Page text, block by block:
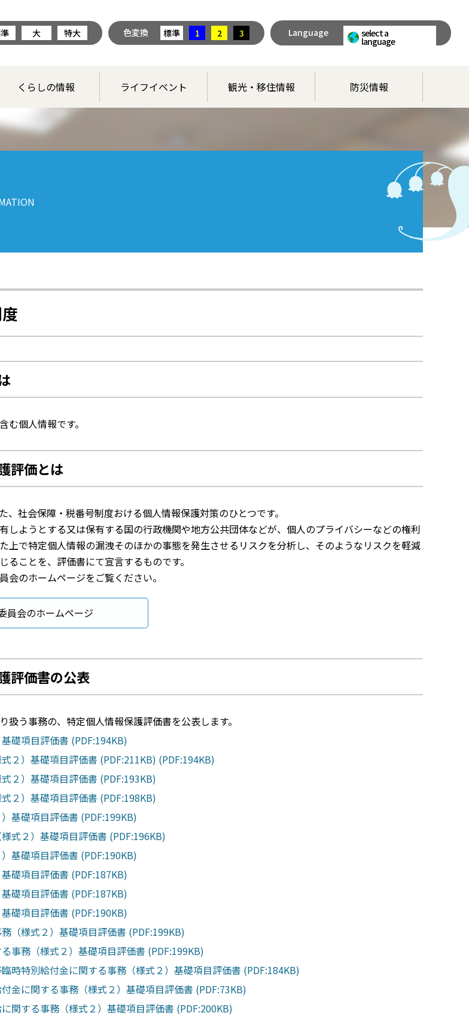
大 特大 色変換 標準 1 2 3 Language select a
language
くらしの情報 ライフイベント 観光・移住情報 防災情報
む個人情報です。
評価とは
、社会保障・税番号制度おける個人情報保護対策のひとつです。
しようとする又は保有する国の行政機関や地方公共団体などが、個人のプライバシーなどの権利
上で特定個人情報の漏洩そのほかの事態を発生させるリスクを分析し、そのようなリスクを軽減
ることを、評価書にて宣言するものです。
会のホームページをご覧ください。
員会のホームページ
評価書の公表
扱う事務の、特定個人情報保護評価書を公表します。
礎項目評価書 (PDF:194KB)
２）基礎項目評価書 (PDF:211KB) (PDF:194KB)
２）基礎項目評価書 (PDF:193KB)
２）基礎項目評価書 (PDF:198KB)
基礎項目評価書 (PDF:199KB)
式２）基礎項目評価書 (PDF:196KB)
基礎項目評価書 (PDF:190KB)
礎項目評価書 (PDF:187KB)
礎項目評価書 (PDF:187KB)
礎項目評価書 (PDF:190KB)
（様式２）基礎項目評価書 (PDF:199KB)
事務（様式２）基礎項目評価書 (PDF:199KB)
時特別給付金に関する事務（様式２）基礎項目評価書 (PDF:184KB)
金に関する事務（様式２）基礎項目評価書 (PDF:73KB)
関する事務（様式２）基礎項目評価書 (PDF:200KB)